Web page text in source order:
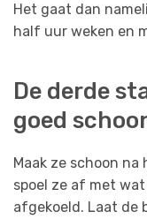
Het gaat dan
half uur weken en
De derde
goed
Maak ze schoon
spoel ze af met
afgekoeld. Laat de